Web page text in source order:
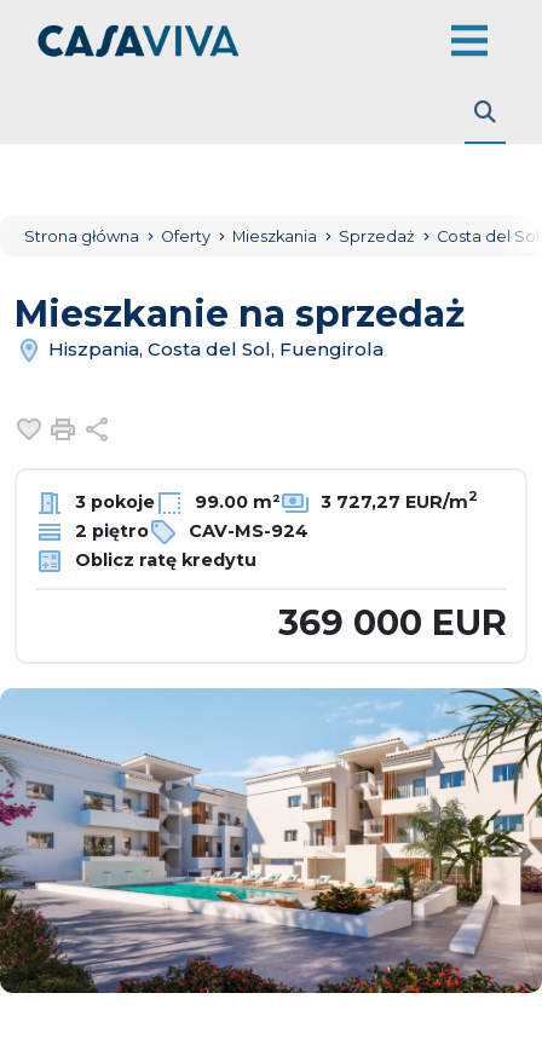
Strona główna Oferty Mieszkania Sprzedaż Costa del Sol
Mieszkanie na sprzedaż
Hiszpania, Costa del Sol, Fuengirola
Dodaj do ulubionych
Drukuj
3 pokoje 99.00 m² 3 727,27 EUR/m2
2 piętro
CAV-MS-924
Oblicz ratę kredytu
369 000 EUR